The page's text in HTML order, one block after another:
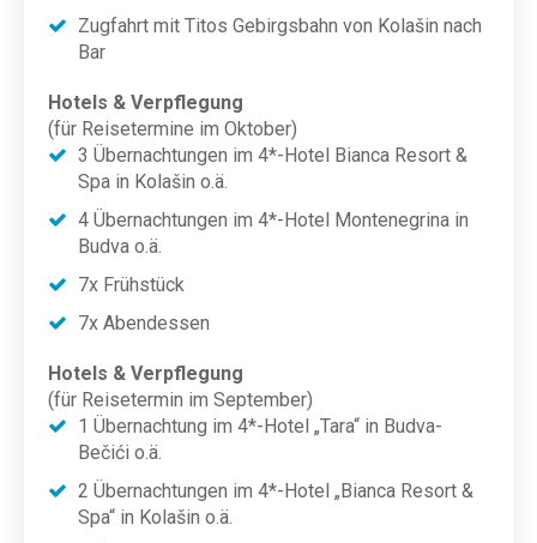
Zugfahrt mit Titos Gebirgsbahn von Kolašin nach
Bar
Hotels & Verpflegung
(für Reisetermine im Oktober)
3 Übernachtungen im 4*-Hotel Bianca Resort &
Spa in Kolašin o.ä.
4 Übernachtungen im 4*-Hotel Montenegrina in
Budva o.ä.
7x Frühstück
7x Abendessen
Hotels & Verpflegung
(für Reisetermin im September)
1 Übernachtung im 4*-Hotel „Tara“ in Budva-
Bečići o.ä.
2 Übernachtungen im 4*-Hotel „Bianca Resort &
Spa“ in Kolašin o.ä.